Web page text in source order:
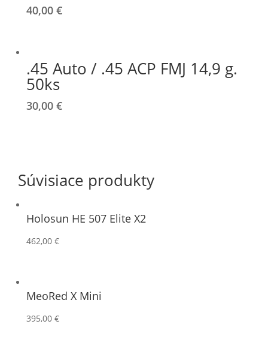
40,00 €
.45 Auto / .45 ACP FMJ 14,9 g.
50ks
30,00 €
Súvisiace produkty
Holosun HE 507 Elite X2
462,00 €
MeoRed X Mini
395,00 €